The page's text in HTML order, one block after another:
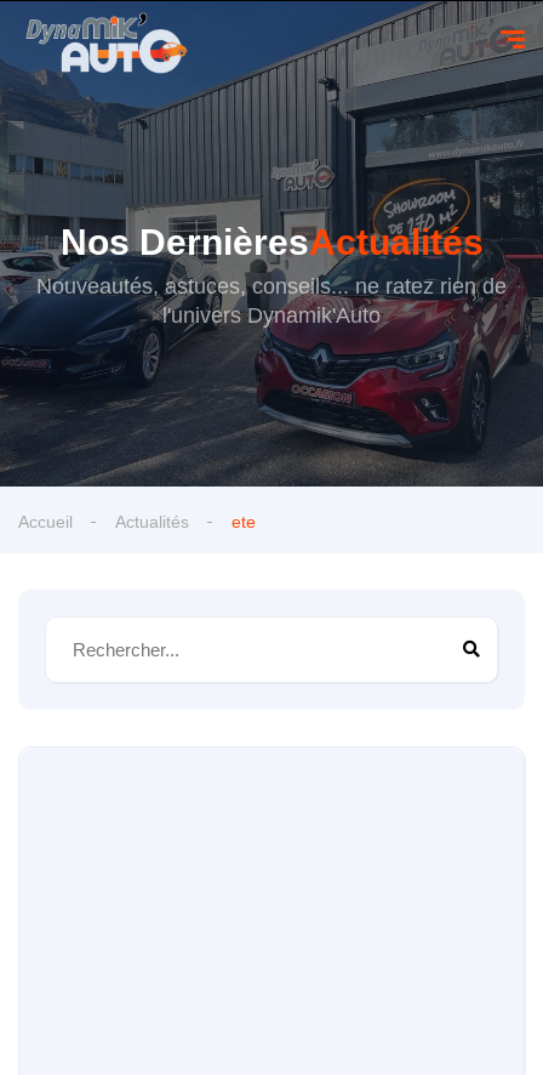
Nos DernièresActualités
Nouveautés, astuces, conseils... ne ratez rien de
l'univers Dynamik'Auto
Accueil Actualités ete